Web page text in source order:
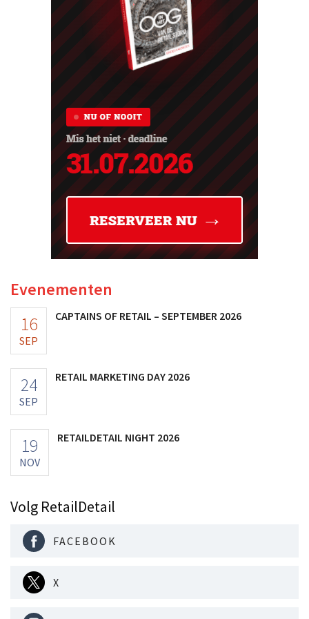
Evenementen
16
SEP
CAPTAINS OF RETAIL – SEPTEMBER 2026
24
SEP
RETAIL MARKETING DAY 2026
19
NOV
RETAILDETAIL NIGHT 2026
Volg RetailDetail
FACEBOOK
X